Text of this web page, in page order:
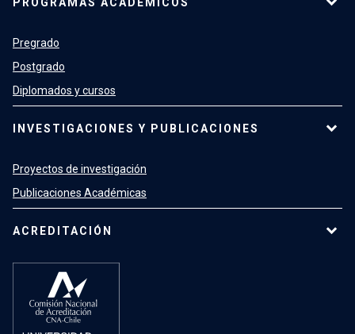
Pregrado
Postgrado
Diplomados y cursos
INVESTIGACIONES Y PUBLICACIONES
Proyectos de investigación
Publicaciones Académicas
ACREDITACIÓN